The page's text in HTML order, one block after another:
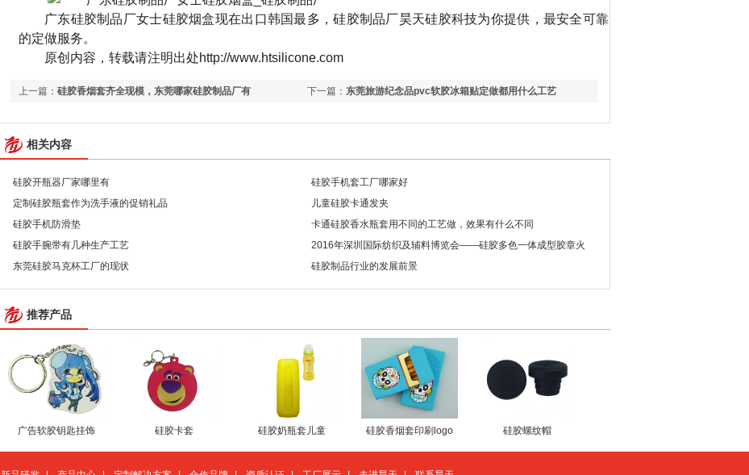
广东硅胶制品厂女士硅胶烟盒现在出口韩国最多，硅胶制品厂昊天硅胶科技为你提供，最安全可靠
的定做服务。
原创内容，转载请注明出处http://www.htsilicone.com
上一篇： 硅胶香烟套齐全现模，东莞哪家硅胶制品厂有 下一篇： 东莞旅游纪念品pvc软胶冰箱贴定做都用什么工艺
相关内容
硅胶开瓶器厂家哪里有
硅胶手机套工厂哪家好
定制硅胶瓶套作为洗手液的促销礼品
儿童硅胶卡通发夹
硅胶手机防滑垫
卡通硅胶香水瓶套用不同的工艺做，效果有什么不同
硅胶手腕带有几种生产工艺
2016年深圳国际纺织及辅料博览会——硅胶多色一体成型胶章火
了！
东莞硅胶马克杯工厂的现状 硅胶制品行业的发展前景
推荐产品
广告软胶钥匙挂饰 硅胶卡套 硅胶奶瓶套儿童 硅胶香烟套印刷logo 硅胶螺纹帽